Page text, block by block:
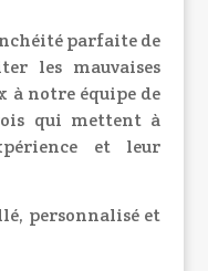
parfaite de
les mauvaises
à notre équipe de
qui mettent à
et leur
personnalisé et